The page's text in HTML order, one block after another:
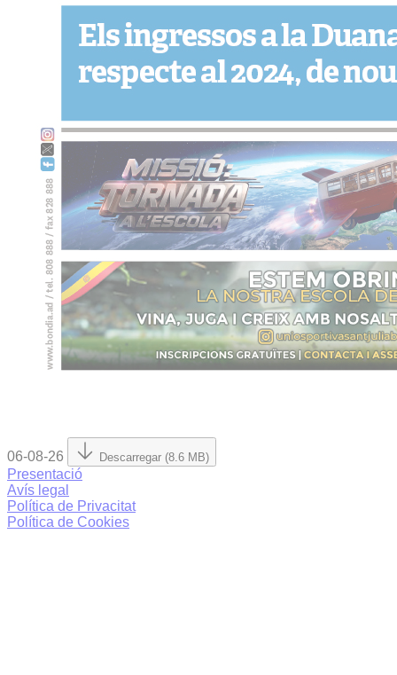
06-08-26 Descarregar (8.6 MB)
Presentació
Avís legal
Política de Privacitat
Política de Cookies